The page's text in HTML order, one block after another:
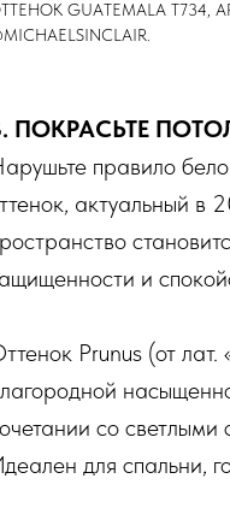
GUATEMALA T734,
ПОКРАСЬТЕ
правило
актуальный в
и
Prunus (от
со светлыми
для спальни,